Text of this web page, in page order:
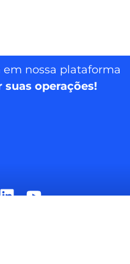
em nossa plataforma
suas operações!